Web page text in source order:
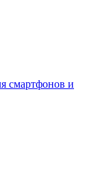
смартфонов и